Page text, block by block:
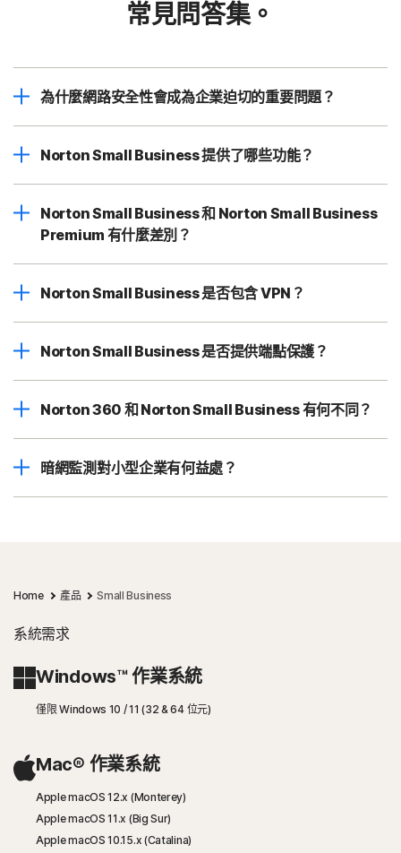
常見問答集。
為什麼網路安全性會成為企業迫切的重要問題？
Norton Small Business 提供了哪些功能？
Norton Small Business 和 Norton Small Business
Premium 有什麼差別？
Norton Small Business 是否包含 VPN？
Norton Small Business 是否提供端點保護？
Norton 360 和 Norton Small Business 有何不同？
暗網監測對小型企業有何益處？
Home 產品 Small Business
系統需求
Windows™ 作業系統
僅限 Windows 10 / 11 (32 & 64 位元)
Mac® 作業系統
Apple macOS 12.x (Monterey)
Apple macOS 11.x (Big Sur)
Apple macOS 10.15.x (Catalina)